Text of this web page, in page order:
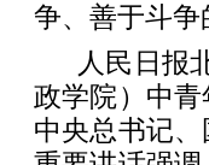
争、善于斗争
人民日报
政学院）中
中央总书记